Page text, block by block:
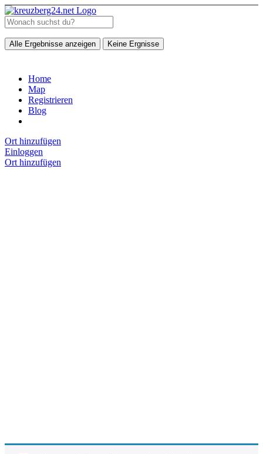
Alle Ergebnisse anzeigen Keine Ergnisse
Home
Map
Registrieren
Blog
Ort hinzufügen
Einloggen
Ort hinzufügen